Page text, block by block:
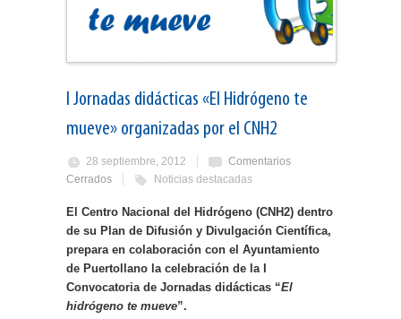
I Jornadas didácticas «El Hidrógeno te
mueve» organizadas por el CNH2
28 septiembre, 2012
Comentarios
Cerrados
Noticias destacadas
El Centro Nacional del Hidrógeno (CNH2) dentro
de su Plan de Difusión y Divulgación Científica,
prepara en colaboración con el Ayuntamiento
de Puertollano la celebración de la I
Convocatoria de Jornadas didácticas “El
hidrógeno te mueve”.